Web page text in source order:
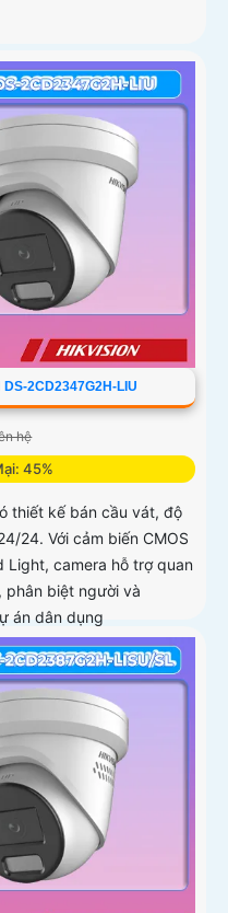
DS-2CD2347G2H-LIU
hệ
45%
thiết kế bán cầu vát, độ
24. Với cảm biến CMOS
Light, camera hỗ trợ quan
phân biệt người và
án dân dụng